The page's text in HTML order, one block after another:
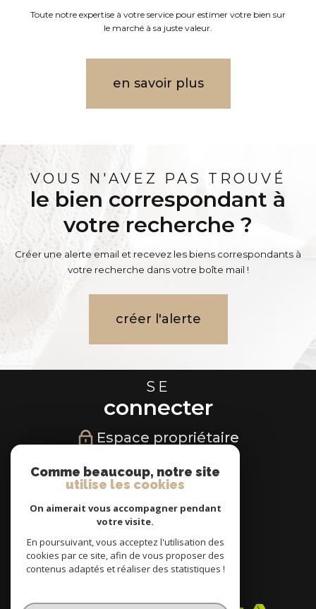
Toute notre expertise à votre service pour estimer votre bien sur
le marché à sa juste valeur.
en savoir plus
VOUS N'AVEZ PAS TROUVÉ
le bien correspondant à
votre recherche ?
Créer une alerte email et recevez les biens correspondants à
votre recherche dans votre boîte mail !
créer l'alerte
SE
connecter
Espace propriétaire
NOUS
suivre
NOUS
adhérons
Comme beaucoup, notre site
utilise les cookies
On aimerait vous accompagner pendant
votre visite.
En poursuivant, vous acceptez l'utilisation des
cookies par ce site, afin de vous proposer des
contenus adaptés et réaliser des statistiques !